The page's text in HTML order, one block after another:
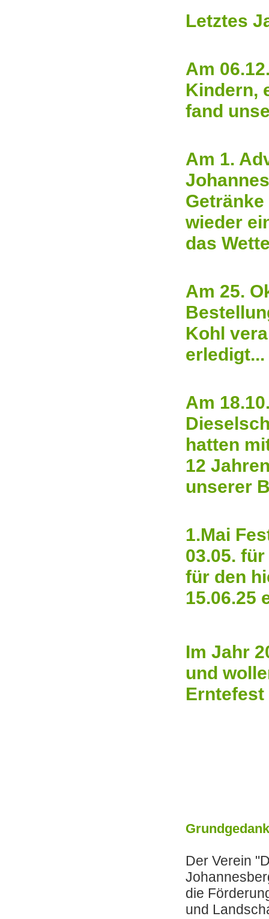
Letztes
Am
Kindern,
fand
Am 1.
wieder
das
Am 25.
Kohl
erledigt...
Am
hatten
12
unserer
1.Mai
03.05.
für den
15.06.25
Im Jahr
und
Der Verein
die
und